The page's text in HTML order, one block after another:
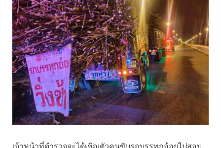
เจ้าหน้าที่ตำรวจจะได้เชิญตัวคนขับรถบรรทุกอ้อยไปสอบ